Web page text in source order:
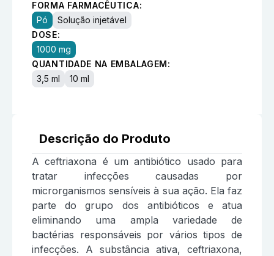
FORMA FARMACÊUTICA:
Pó
Solução injetável
DOSE:
1000 mg
QUANTIDADE NA EMBALAGEM:
3,5 ml
10 ml
Descrição do Produto
A ceftriaxona é um antibiótico usado para
tratar infecções causadas por
microrganismos sensíveis à sua ação. Ela faz
parte do grupo dos antibióticos e atua
eliminando uma ampla variedade de
bactérias responsáveis por vários tipos de
infecções. A substância ativa, ceftriaxona,